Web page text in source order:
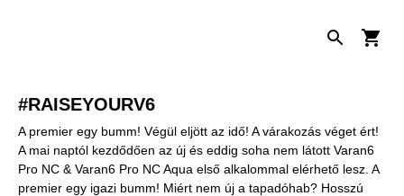
#RAISEYOURV6
A premier egy bumm! Végül eljött az idő! A várakozás véget ért!
A mai naptól kezdődően az új és eddig soha nem látott Varan6
Pro NC & Varan6 Pro NC Aqua első alkalommal elérhető lesz. A
premier egy igazi bumm! Miért nem új a tapadóhab? Hosszú